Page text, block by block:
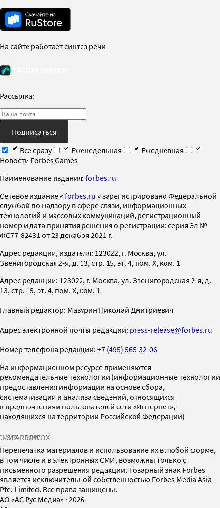
На сайте работает синтез речи
Рассылка:
Подписаться
Все сразу
Еженедельная
Ежедневная
Новости Forbes Games
Наименование издания: forbes.ru
Cетевое издание « forbes.ru » зарегистрировано Федеральной
службой по надзору в сфере связи, информационных
технологий и массовых коммуникаций, регистрационный
номер и дата принятия решения о регистрации: серия Эл №
ФС77-82431 от 23 декабря 2021 г.
Адрес редакции, издателя: 123022, г. Москва, ул.
Звенигородская 2-я, д. 13, стр. 15, эт. 4, пом. X, ком. 1
Адрес редакции: 123022, г. Москва, ул. Звенигородская 2-я, д.
13, стр. 15, эт. 4, пом. X, ком. 1
Главный редактор: Мазурин Николай Дмитриевич
Адрес электронной почты редакции: press-release@forbes.ru
Номер телефона редакции: +7 (495) 565-32-06
На информационном ресурсе применяются
рекомендательные технологии (информационные технологии
предоставления информации на основе сбора,
систематизации и анализа сведений, относящихся
к предпочтениям пользователей сети «Интернет»,
находящихся на территории Российской Федерации)
SPARROWINFOX
Перепечатка материалов и использование их в любой форме,
в том числе и в электронных СМИ, возможны только с
письменного разрешения редакции. Товарный знак Forbes
является исключительной собственностью Forbes Media Asia
Pte. Limited. Все права защищены.
AO «АС Рус Медиа» · 2026